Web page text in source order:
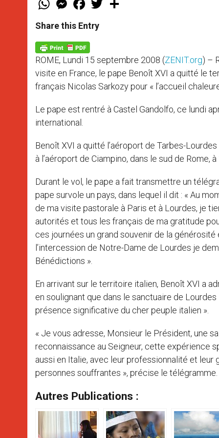
t
s
p
p
e
s
e
g
e
r
a
e
b
k
w
Share this Entry
ROME, Lundi 15 septembre 2008 (ZENIT.org) –
visite en France, le pape Benoît XVI a quitté le
français Nicolas Sarkozy pour « l’accueil
Le pape est rentré à Castel Gandolfo, ce lundi
international.
Benoît XVI a quitté l’aéroport de Tarbes-
à l’aéroport de Ciampino, dans le sud de Rome,
Durant le vol, le pape a fait transmettre un
pape survole un pays, dans lequel il dit : « Au
de ma visite pastorale à Paris et à Lourdes, je
autorités et tous les français de ma gratitude
ces journées un grand souvenir de la
l’intercession de Notre-Dame de Lourdes je
Bénédictions ».
En arrivant sur le territoire italien, Benoît XVI a
en soulignant que dans le sanctuaire de
présence significative du cher peuple italien ».
« Je vous adresse, Monsieur le Président, une
reconnaissance au Seigneur, cette expérience
aussi en Italie, avec leur professionnalité et
personnes souffrantes », précise le télégramme.
Autres Publications :